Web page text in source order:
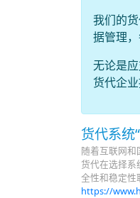
我们的
据管理
无论是
货代企
货代系统
随着互联网和
货代在选择系
全性和稳定性
https://